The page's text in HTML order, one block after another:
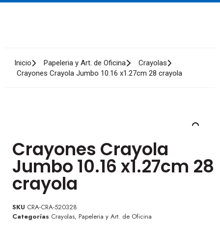
Inicio Papeleria y Art. de Oficina
Crayolas
Crayones Crayola Jumbo 10.16 x1.27cm 28 crayola
Crayones Crayola
Jumbo 10.16 x1.27cm 28
crayola
SKU CRA-CRA-520328
Categorías Crayolas, Papeleria y Art. de Oficina